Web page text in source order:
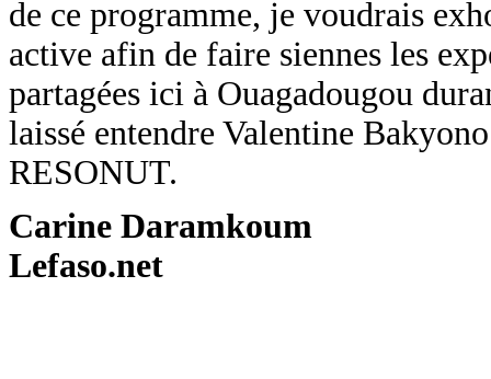
de ce programme, je voudrais
active afin de faire siennes les
partagées ici à Ouagadougou
laissé entendre Valentine
RESONUT.
Carine Daramkoum
Lefaso.net